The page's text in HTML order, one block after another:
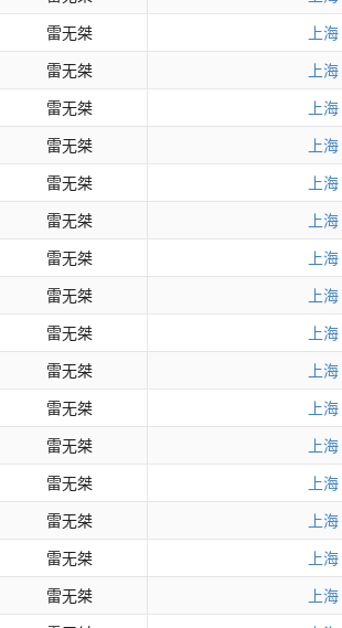
雷无桀 上海
雷无桀 上海
雷无桀 上海
雷无桀 上海
雷无桀 上海
雷无桀 上海
雷无桀 上海
雷无桀 上海
雷无桀 上海
雷无桀 上海
雷无桀 上海
雷无桀 上海
雷无桀 上海
雷无桀 上海
雷无桀 上海
雷无桀 上海